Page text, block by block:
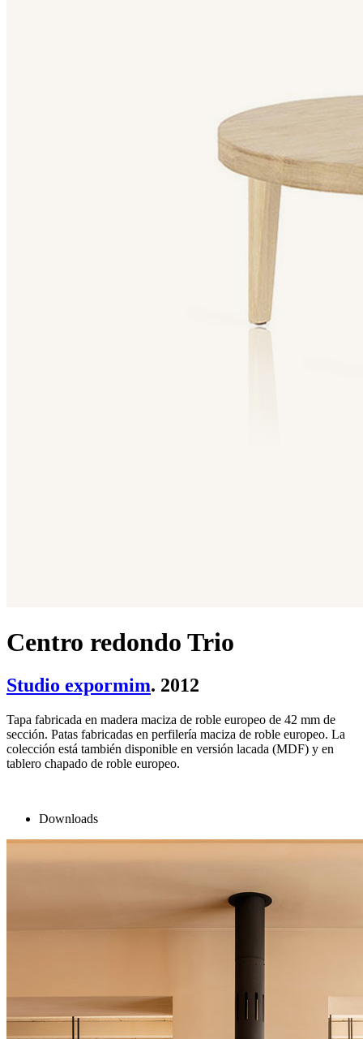
Centro redondo Trio
Studio expormim. 2012
Tapa fabricada en madera maciza de roble europeo de 42 mm de
sección. Patas fabricadas en perfilería maciza de roble europeo. La
colección está también disponible en versión lacada (MDF) y en
tablero chapado de roble europeo.
Downloads